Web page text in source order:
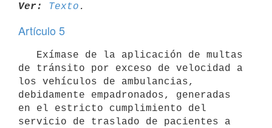
Ver: Texto
Artículo 5
de tránsito por exceso de velocidad a
los vehículos de ambulancias,
debidamente empadronados, generadas
en el estricto cumplimiento del
servicio de traslado de pacientes a